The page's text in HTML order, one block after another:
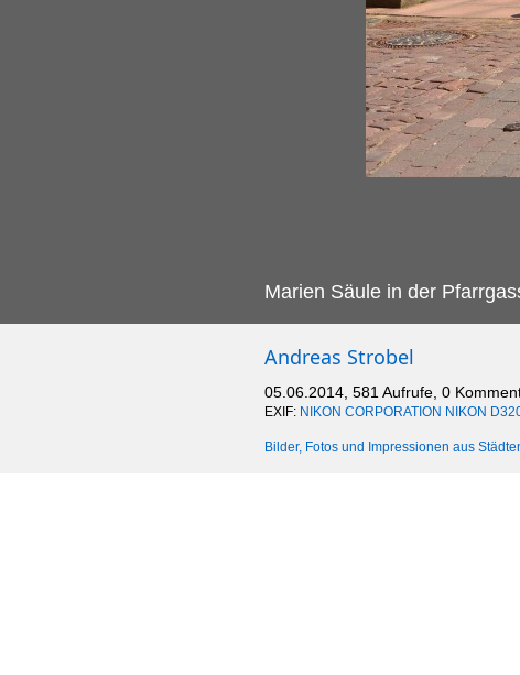
Marien Säule in der
Andreas Strobel
05.06.2014, 581 Aufrufe, 0
EXIF: NIKON CORPORATION NIKON
Bilder, Fotos und Impressionen aus